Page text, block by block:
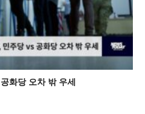
화당 오차 밖 우세